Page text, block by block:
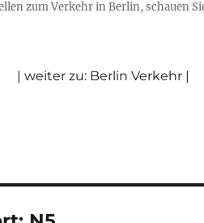
zum Verkehr in Berlin, schauen
| weiter zu: Berlin Verkehr |